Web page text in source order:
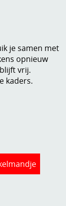
je samen met
opnieuw
vrij.
kaders.